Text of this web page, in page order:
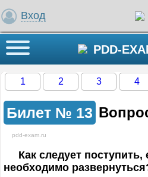
Вход
Кнопка меню PDD-
1 2 3 4
Билет № 13
pdd-exam.ru
на этот вопрос
Как следует
необходимо